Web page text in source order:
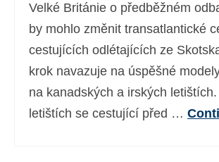
Velké Británie o předběžném
by mohlo změnit transatlantické
cestujících odlétajících ze
krok navazuje na úspěšné
na kanadských a irských
letištích se cestující před …